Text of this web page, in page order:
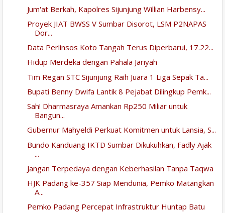
Jum'at Berkah, Kapolres Sijunjung Willian Harbensy...
Proyek JIAT BWSS V Sumbar Disorot, LSM P2NAPAS
Dor...
Data Perlinsos Koto Tangah Terus Diperbarui, 17.22...
Hidup Merdeka dengan Pahala Jariyah
Tim Regan STC Sijunjung Raih Juara 1 Liga Sepak Ta...
Bupati Benny Dwifa Lantik 8 Pejabat Dilingkup Pemk...
Sah! Dharmasraya Amankan Rp250 Miliar untuk
Bangun...
Gubernur Mahyeldi Perkuat Komitmen untuk Lansia, S...
Bundo Kanduang IKTD Sumbar Dikukuhkan, Fadly Ajak
...
Jangan Terpedaya dengan Keberhasilan Tanpa Taqwa
HJK Padang ke-357 Siap Mendunia, Pemko Matangkan
A...
Pemko Padang Percepat Infrastruktur Huntap Batu